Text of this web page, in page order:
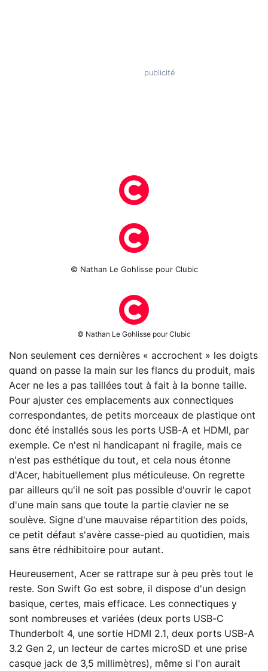
© Nathan Le Gohlisse pour Clubic
© Nathan Le Gohlisse pour Clubic
Non seulement ces dernières « accrochent » les doigts
quand on passe la main sur les flancs du produit, mais
Acer ne les a pas taillées tout à fait à la bonne taille.
Pour ajuster ces emplacements aux connectiques
correspondantes, de petits morceaux de plastique ont
donc été installés sous les ports USB-A et HDMI, par
exemple. Ce n'est ni handicapant ni fragile, mais ce
n'est pas esthétique du tout, et cela nous étonne
d'Acer, habituellement plus méticuleuse. On regrette
par ailleurs qu'il ne soit pas possible d'ouvrir le capot
d'une main sans que toute la partie clavier ne se
soulève. Signe d'une mauvaise répartition des poids,
ce petit défaut s'avère casse-pied au quotidien, mais
sans être rédhibitoire pour autant.
Heureusement, Acer se rattrape sur à peu près tout le
reste. Son Swift Go est sobre, il dispose d'un design
basique, certes, mais efficace. Les connectiques y
sont nombreuses et variées (deux ports USB-C
Thunderbolt 4, une sortie HDMI 2.1, deux ports USB-A
3.2 Gen 2, un lecteur de cartes microSD et une prise
casque jack de 3,5 millimètres), même si l'on aurait